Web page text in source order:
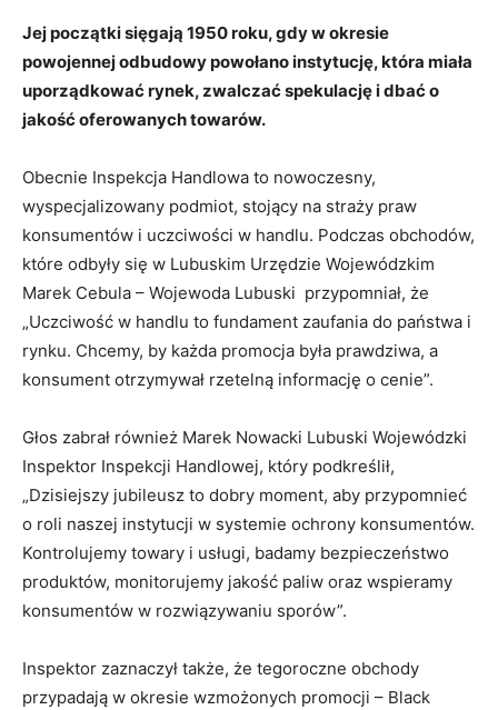
Jej początki sięgają 1950 roku, gdy w okresie
powojennej odbudowy powołano instytucję, która miała
uporządkować rynek, zwalczać spekulację i dbać o
jakość oferowanych towarów.
Obecnie Inspekcja Handlowa to nowoczesny,
wyspecjalizowany podmiot, stojący na straży praw
konsumentów i uczciwości w handlu. Podczas obchodów,
które odbyły się w Lubuskim Urzędzie Wojewódzkim
Marek Cebula – Wojewoda Lubuski przypomniał, że
„Uczciwość w handlu to fundament zaufania do państwa i
rynku. Chcemy, by każda promocja była prawdziwa, a
konsument otrzymywał rzetelną informację o cenie”.
Głos zabrał również Marek Nowacki Lubuski Wojewódzki
Inspektor Inspekcji Handlowej, który podkreślił,
„Dzisiejszy jubileusz to dobry moment, aby przypomnieć
o roli naszej instytucji w systemie ochrony konsumentów.
Kontrolujemy towary i usługi, badamy bezpieczeństwo
produktów, monitorujemy jakość paliw oraz wspieramy
konsumentów w rozwiązywaniu sporów”.
Inspektor zaznaczył także, że tegoroczne obchody
przypadają w okresie wzmożonych promocji – Black